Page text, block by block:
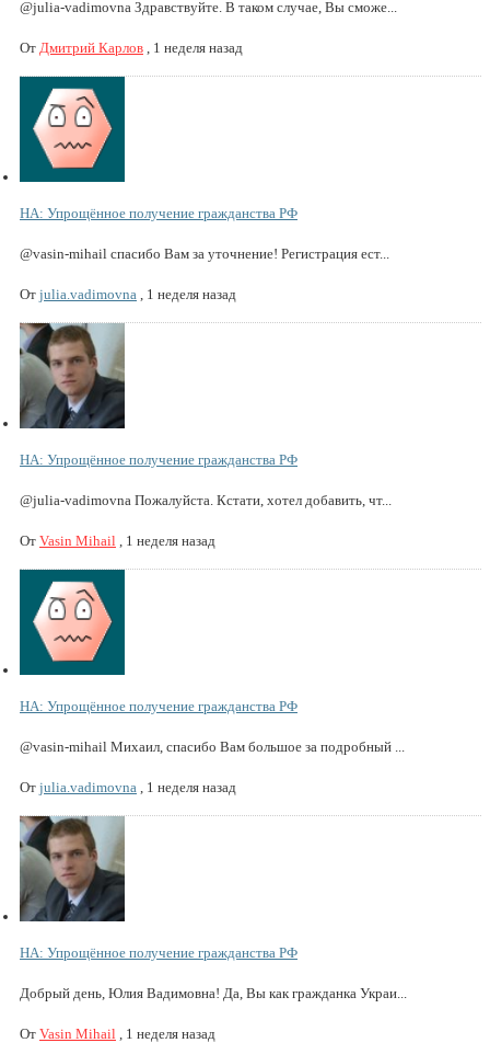
@julia-vadimovna Здравствуйте. В таком случае, Вы сможе...
От Дмитрий Карлов 1 неделя назад
НА: Упрощённое получение гражданства РФ
@vasin-mihail спасибо Вам за уточнение! Регистрация ест...
От julia.vadimovna 1 неделя назад
НА: Упрощённое получение гражданства РФ
@julia-vadimovna Пожалуйста. Кстати, хотел добавить, чт...
От Vasin Mihail 1 неделя назад
НА: Упрощённое получение гражданства РФ
@vasin-mihail Михаил, спасибо Вам большое за подробный ...
От julia.vadimovna 1 неделя назад
НА: Упрощённое получение гражданства РФ
Добрый день, Юлия Вадимовна! Да, Вы как гражданка Украи...
От Vasin Mihail 1 неделя назад